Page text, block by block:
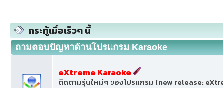
กระทู้เมื่อเร็วๆ นี้
ถามตอบปัญหาด้านโปรแกรม Karaoke
eXtreme Karaoke
ติดตามรุ่นใหม่ๆ ของโปรแกรม (new release: